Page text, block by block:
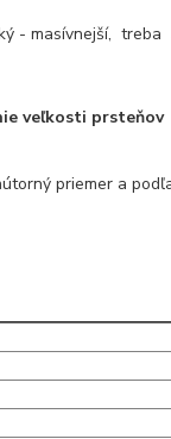
- masívnejší, treba
veľkosti prsteňov
priemer a